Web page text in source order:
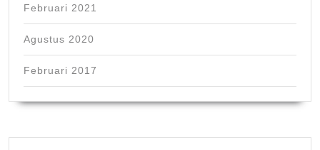
Februari 2021
Agustus 2020
Februari 2017